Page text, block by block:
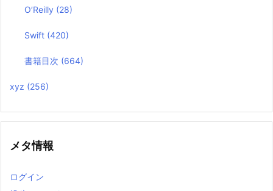
O’Reilly (28)
Swift (420)
書籍目次 (664)
xyz (256)
メタ情報
ログイン